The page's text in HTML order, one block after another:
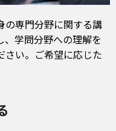
の専門分野に関する講
学問分野への理解を
さい。ご希望に応じた